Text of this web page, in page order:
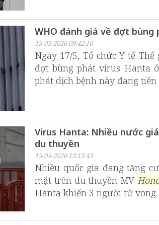
WHO đánh giá về đợt bùng
18-05-2026 09:42:16
Ngày 17/5, Tổ chức Y tế
đợt bùng phát virus Hanta
phát dịch bệnh này đang
Virus Hanta: Nhiều nước
du thuyền
15-05-2026 13:13:43
Nhiều quốc gia đang tăng
mặt trên du thuyền MV
Hanta khiến 3 người tử vong.